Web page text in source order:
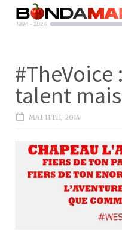
#TheVoice
talent
MAI 11TH, 2014